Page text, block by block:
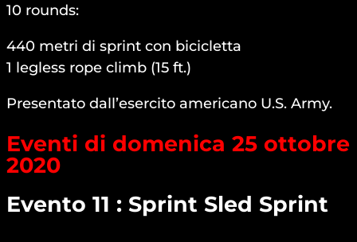
10 rounds:
440 metri di sprint con bicicletta
1 legless rope climb (15 ft.)
Presentato dall’esercito americano U.S. Army.
Eventi di domenica 25 ottobre
2020
Evento 11 : Sprint Sled Sprint